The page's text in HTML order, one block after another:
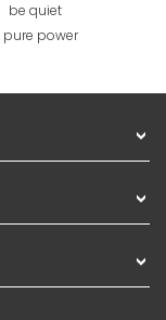
be quiet
pure power